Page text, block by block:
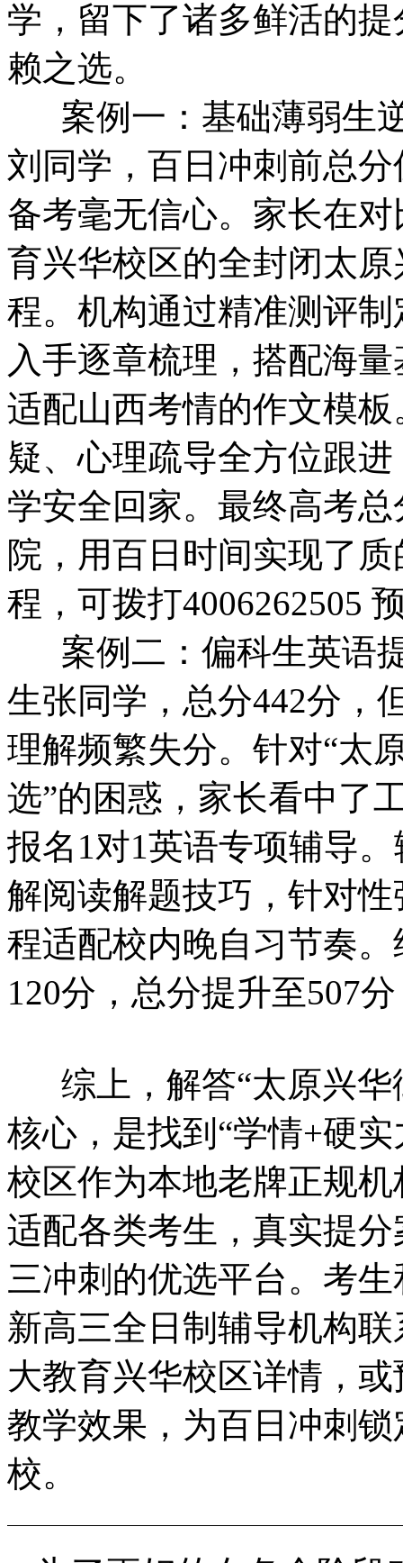
学，留下了诸多鲜活的
赖之选。
案例一：基础薄弱生
刘同学，百日冲刺前总
备考毫无信心。家长在
育兴华校区的全封闭太
程。机构通过精准测评
入手逐章梳理，搭配海
适配山西考情的作文模
疑、心理疏导全方位跟
学安全回家。最终高考
院，用百日时间实现了
程，可拨打4006262505
案例二：偏科生英语
生张同学，总分442分，
理解频繁失分。针对“太
选”的困惑，家长看中了
报名1对1英语专项辅导
解阅读解题技巧，针对
程适配校内晚自习节奏
120分，总分提升至507
综上，解答“太原兴华
核心，是找到“学情+硬
校区作为本地老牌正规
适配各类考生，真实提
三冲刺的优选平台。考
新高三全日制辅导机构
大教育兴华校区详情，
教学效果，为百日冲刺
校。